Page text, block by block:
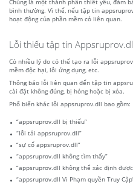
Chúng là một thành phần thiết yếu, đảm
bình thường. Vì thế, nếu tập tin
hoạt động của phần mềm có liên quan.
Lỗi thiếu tập tin
Có nhiều lý do có thể tạo ra lỗi
mềm độc hại, lỗi ứng dụng, etc.
Thông báo lỗi liên quan đến tập tin
cài đặt không đúng, bị hỏng hoặc bị xóa.
Phổ biến khác lỗi appsruprov.dll bao gồm:
“appsruprov.dll bị thiếu”
“lỗi tải appsruprov.dll”
“sự cố appsruprov.dll”
“appsruprov.dll không tìm thấy”
“appsruprov.dll không thể xác định
“appsruprov.dll Vi Phạm quyền Truy